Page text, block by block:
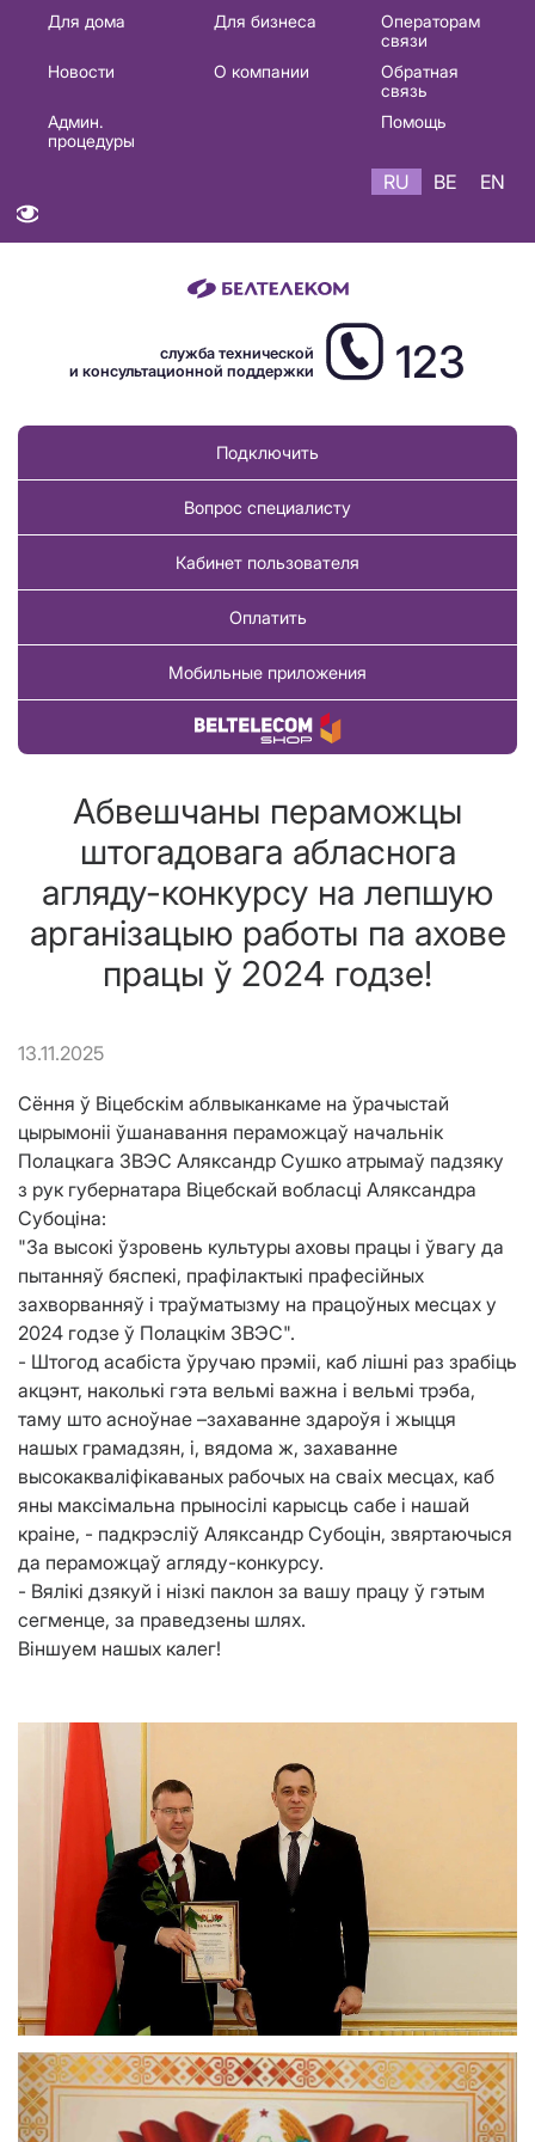
Основная
навигация
Для дома Для бизнеса
Операторам
связи
Новости
О компании
Обратная
связь
Админ.
процедуры
Помощь
RU BE EN
служба технической
и консультационной поддержки
123
Подключить
Вопрос специалисту
Кабинет пользователя
Оплатить
Мобильные приложения
Купить товар
Абвешчаны пераможцы
штогадовага абласнога
агляду-конкурсу на лепшую
арганізацыю работы па ахове
працы ў 2024 годзе!
13.11.2025
Сёння ў Віцебскім аблвыканкаме на ўрачыстай
цырымоніі ўшанавання пераможцаў начальнік
Полацкага ЗВЭС Аляксандр Сушко атрымаў падзяку
з рук губернатара Віцебскай вобласці Аляксандра
Субоціна:
"За высокі ўзровень культуры аховы працы і ўвагу да
пытанняў бяспекі, прафілактыкі прафесійных
захворванняў і траўматызму на працоўных месцах у
2024 годзе ў Полацкім ЗВЭС".
- Штогод асабіста ўручаю прэміі, каб лішні раз зрабіць
акцэнт, наколькі гэта вельмі важна і вельмі трэба,
таму што асноўнае –захаванне здароўя і жыцця
нашых грамадзян, і, вядома ж, захаванне
высокакваліфікаваных рабочых на сваіх месцах, каб
яны максімальна прыносілі карысць сабе і нашай
краіне, - падкрэсліў Аляксандр Субоцін, звяртаючыся
да пераможцаў агляду-конкурсу.
- Вялікі дзякуй і нізкі паклон за вашу працу ў гэтым
сегменце, за праведзены шлях.
Віншуем нашых калег!